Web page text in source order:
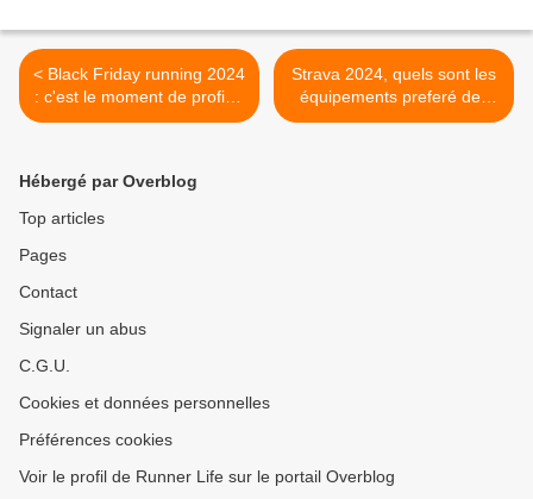
< Black Friday running 2024
: c'est le moment de profiter
des bonnes affaires pour
Strava 2024, quels sont les
équipements preferé des
runners ? >
Hébergé par Overblog
Top articles
Pages
Contact
Signaler un abus
C.G.U.
Cookies et données personnelles
Préférences cookies
Voir le profil de Runner Life sur le portail Overblog